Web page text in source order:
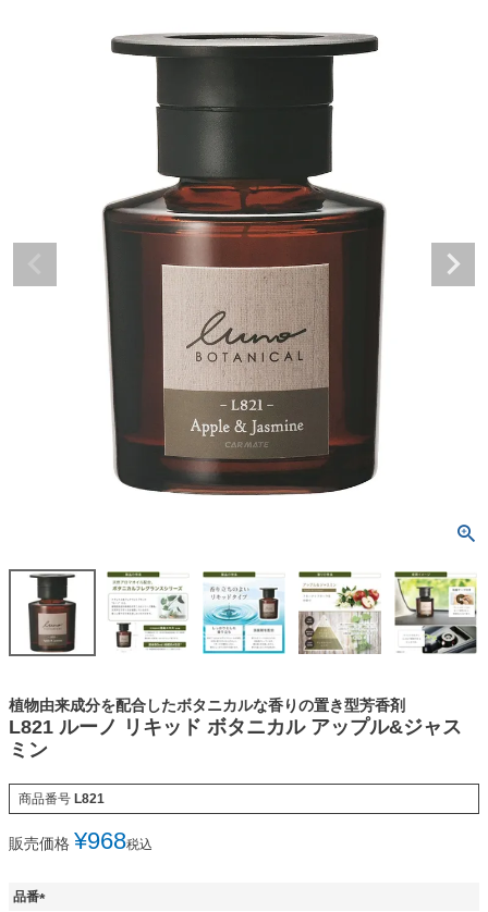
植物由来成分を配合したボタニカルな香りの置き型芳香剤
L821 ルーノ リキッド ボタニカル アップル&ジャス
ミン
商品番号 L821
販売価格 ¥968税込
品番